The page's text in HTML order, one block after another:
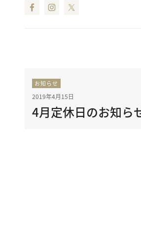
FacebookInstagram
お知らせ
2019年4月15日
4月定休日のお知ら